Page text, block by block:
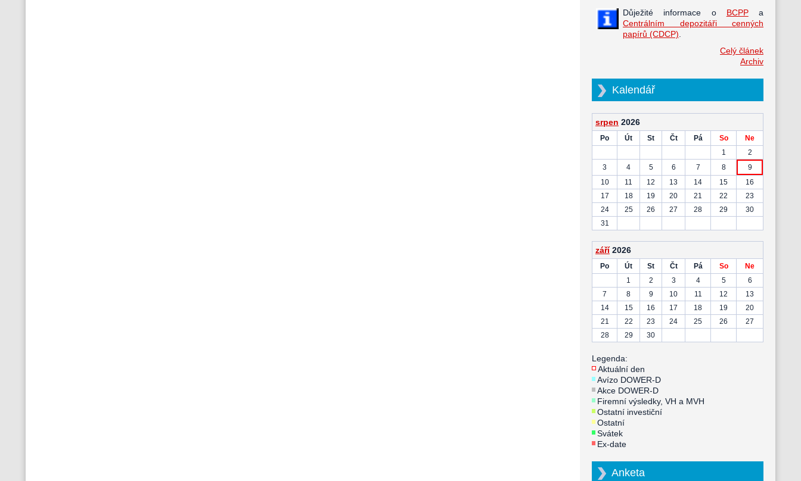
Důježité informace o BCPPa
Centrálním depozitáři cenných
papírů (CDCP)
Celý článek
Archiv
Kalendář
srpen 2026
Po Út St Čt Pá So
Ne
1
2
3
4 5 6 7 8
9
10
11 12 13 14 15
16
17
18 19 20 21 22
23
24
25 26 27 28 29
30
31
září 2026
Po Út St Čt Pá So
Ne
1
2 3 4 5
6
7
8 9 10 11 12
13
14
15 16 17 18 19
20
21
22 23 24 25 26
27
28
29 30
Legenda:
Aktuální den
Avízo DOWER-D
Akce DOWER-D
Firemní výsledky, VH a MVH
Ostatní investiční
Ostatní
Svátek
Ex-date
Anketa